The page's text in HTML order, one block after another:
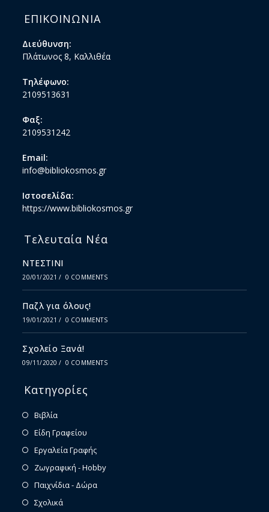
ΕΠΙΚΟΙΝΩΝΙΑ
Διεύθυνση:
Πλάτωνος 8, Καλλιθέα
Τηλέφωνο:
2109513631
Φαξ:
2109531242
Email:
info@bibliokosmos.gr
Ιστοσελίδα:
https://www.bibliokosmos.gr
Τελευταία Νέα
ΝΤΕΣΤΙΝΙ
20/01/2021 / 0 COMMENTS
Παζλ για όλους!
19/01/2021 / 0 COMMENTS
Σχολείο Ξανά!
09/11/2020 / 0 COMMENTS
Κατηγορίες
Βιβλία
Είδη Γραφείου
Εργαλεία Γραφής
Ζωγραφική - Hobby
Παιχνίδια - Δώρα
Σχολικά